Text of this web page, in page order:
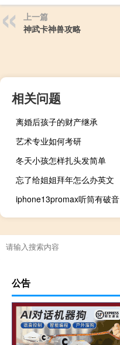
上一篇
神武卡神兽攻略
相关问题
离婚后孩子的财产继承
艺术专业如何考研
冬天小孩怎样扎头发简单
忘了给姐姐拜年怎么办英文
iphone13promax听筒有破音
公告